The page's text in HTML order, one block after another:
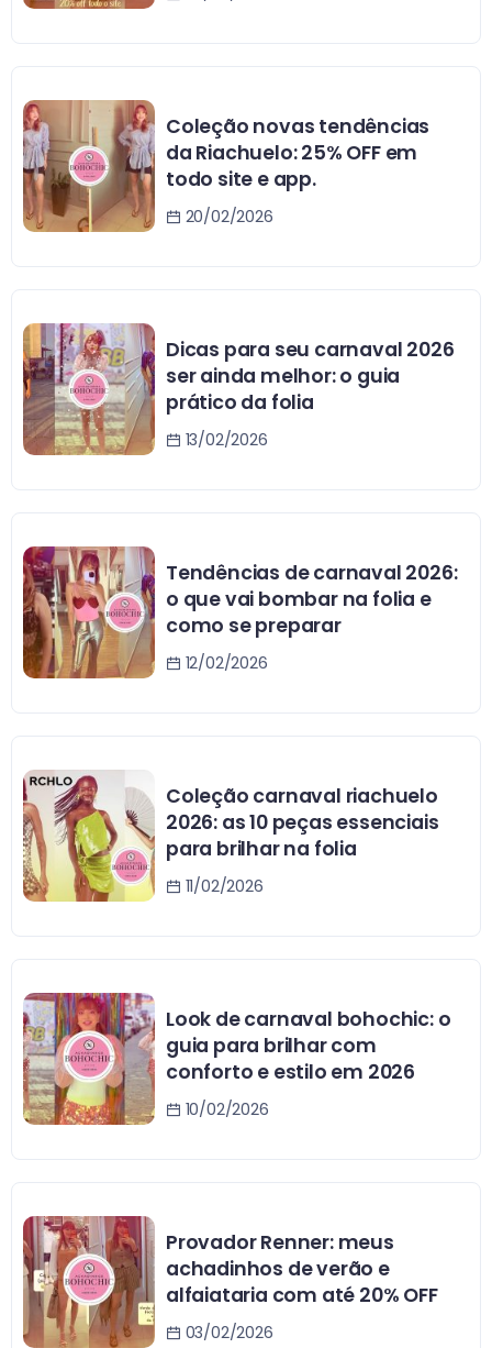
Coleção novas tendências
da Riachuelo: 25% OFF em
todo site e app.
20/02/2026
Dicas para seu carnaval 2026
ser ainda melhor: o guia
prático da folia
13/02/2026
Tendências de carnaval 2026:
o que vai bombar na folia e
como se preparar
12/02/2026
Coleção carnaval riachuelo
2026: as 10 peças essenciais
para brilhar na folia
11/02/2026
Look de carnaval bohochic: o
guia para brilhar com
conforto e estilo em 2026
10/02/2026
Provador Renner: meus
achadinhos de verão e
alfaiataria com até 20% OFF
03/02/2026